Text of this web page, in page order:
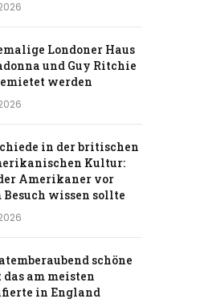
Londoner Haus
und Guy Ritchie
werden
in der britischen
Kultur:
Amerikaner vor
Besuch wissen sollte
schöne
das am meisten
in England